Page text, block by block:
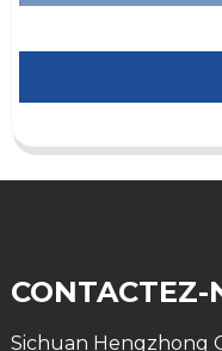
CONTACTEZ-
Sichuan Hengzhong